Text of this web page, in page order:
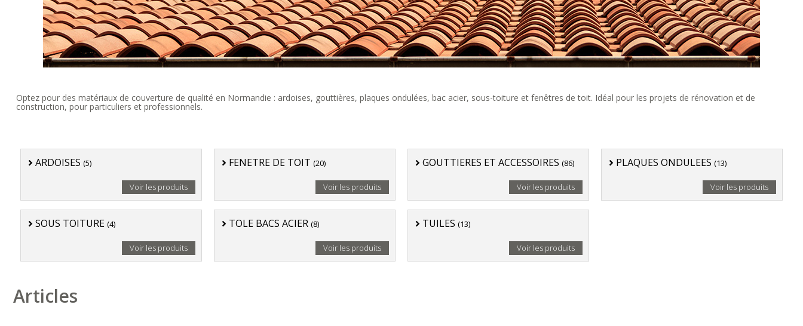
Optez pour des matériaux de couverture de qualité en Normandie : ardoises, gouttières, plaques ondulées, bac acier, sous-toiture et fenêtres de toit. Idéal pour les projets de rénovation et de
construction, pour particuliers et professionnels.
ARDOISES (5)
Voir les produits
FENETRE DE TOIT (20)
Voir les produits
GOUTTIERES ET ACCESSOIRES (86)
Voir les produits
PLAQUES ONDULEES (13)
Voir les produits
SOUS TOITURE (4)
Voir les produits
TOLE BACS ACIER (8)
Voir les produits
TUILES (13)
Voir les produits
Articles